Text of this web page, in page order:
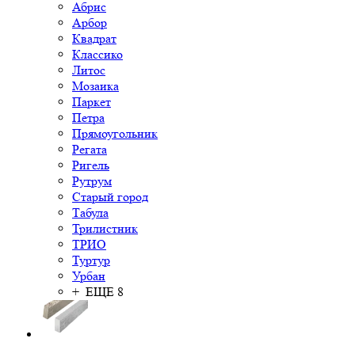
Абрис
Арбор
Квадрат
Классико
Литос
Мозаика
Паркет
Петра
Прямоугольник
Регата
Ригель
Рутрум
Старый город
Табула
Трилистник
ТРИО
Туртур
Урбан
+ ЕЩЕ 8